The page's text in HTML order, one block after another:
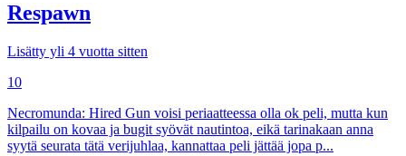
Respawn
Lisätty yli 4 vuotta sitten
10
Necromunda: Hired Gun voisi periaatteessa olla ok peli, mutta kun
kilpailu on kovaa ja bugit syövät nautintoa, eikä tarinakaan anna
syytä seurata tätä verijuhlaa, kannattaa peli jättää jopa p...